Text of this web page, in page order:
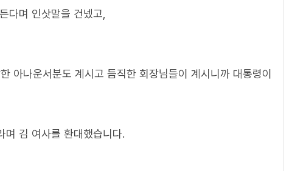
다며 인삿말을 건넸고,
아나운서분도 계시고 듬직한 회장님들이 계시니까 대통령이
며 김 여사를 환대했습니다.